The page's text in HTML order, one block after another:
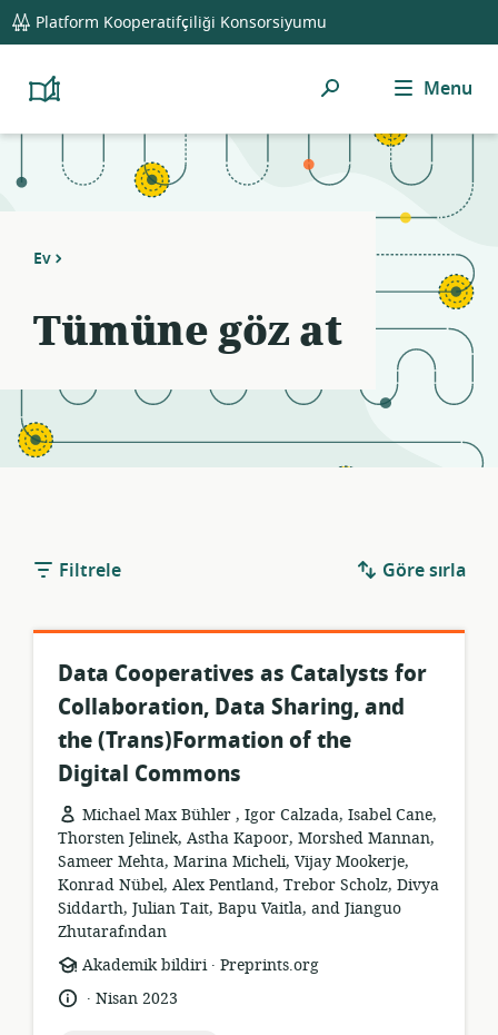
global
navigation
Platform Kooperatifçiliği Konsorsiyumu
Platform
Resource
Ara Menu
Ev
Tümüne göz at
Filtrele Göre sırla
Data Cooperatives as Catalysts for
Collaboration, Data Sharing, and
the (Trans)Formation of the
Digital Commons
Michael Max Bühler , Igor Calzada, Isabel Cane,
Thorsten Jelinek, Astha Kapoor, Morshed Mannan,
Sameer Mehta, Marina Micheli, Vijay Mookerje,
Konrad Nübel, Alex Pentland, Trebor Scholz, Divya
Siddarth, Julian Tait, Bapu Vaitla, and Jianguo
Zhutarafından
Kaynak
formatı:
Akademik bildiri .
yayıncı:
Preprints.org
Dil: .
YayınNisan 2023